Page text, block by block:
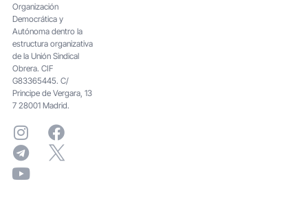
Organización
Democrática y
Autónoma dentro la
estructura organizativa
de la Unión Sindical
Obrera. CIF
G83365445. C/
Principe de Vergara, 13
7 28001 Madrid.